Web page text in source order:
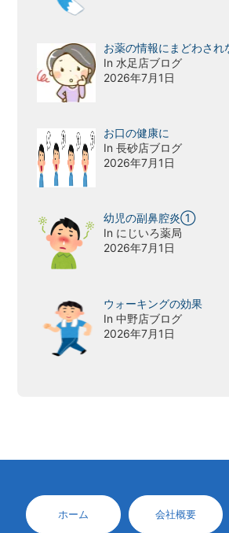
お薬の情報にまどわされ
In 水足店ブログ
2026年7月1日
お口の健康に
In 長砂店ブログ
2026年7月1日
幼児の副鼻腔炎①
In にじいろ薬局
2026年7月1日
ウォーキングの効果
In 中野店ブログ
2026年7月1日
ホーム 会社概要